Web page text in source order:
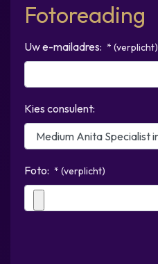
Fotoreading
Uw e-mailadres: * (verplicht)
Kies consulent:
Foto: * (verplicht)